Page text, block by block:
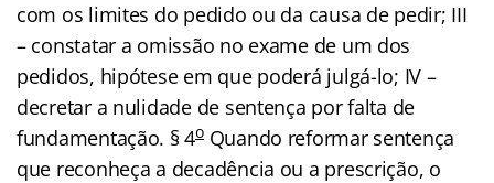
com os limites do pedido ou da causa de pedir; III
– constatar a omissão no exame de um dos
pedidos, hipótese em que poderá julgá-lo; IV –
decretar a nulidade de sentença por falta de
fundamentação. § 4oQuando reformar sentença
que reconheça a decadência ou a prescrição, o